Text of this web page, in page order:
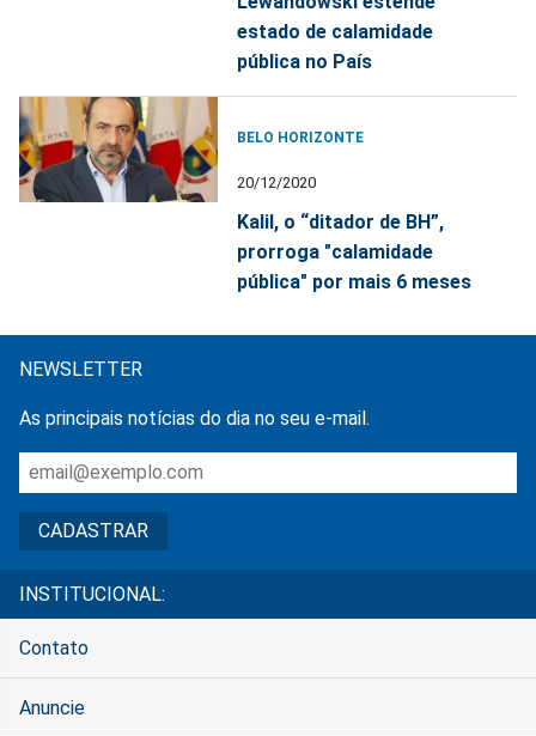
estado de calamidade
pública no País
BELO HORIZONTE
20/12/2020
Kalil, o “ditador de BH”,
prorroga "calamidade
pública" por mais 6 meses
NEWSLETTER
As principais notícias do dia no seu e-mail.
INSTITUCIONAL:
Contato
Anuncie